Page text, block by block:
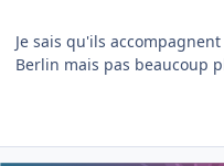
Je sais qu'ils
Berlin mais pas beaucoup